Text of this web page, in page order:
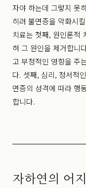
자야 하는데 그렇지 못
히려 불면증을 악화시
치료는 첫째, 원인론적
혀 그 원인을 제거합니
고 부정적인 영향을 주
다. 셋째, 심리, 정서적
면증의 성격에 따라 행
합니다.
자하연의 어